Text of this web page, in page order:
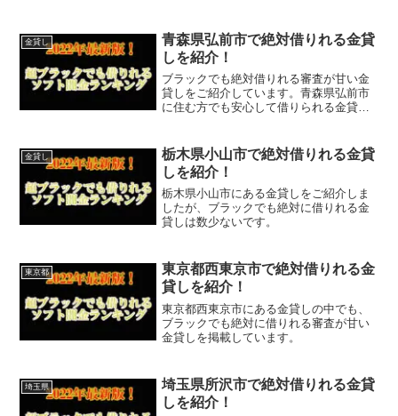
金貸し
青森県弘前市で絶対借りれる金貸
しを紹介！
ブラックでも絶対借りれる審査が甘い金
貸しをご紹介しています。青森県弘前市
に住む方でも安心して借りられる金貸し
はなく、国または青森県弘前市で貸金業
登録をしている正規の金貸し...
金貸し
栃木県小山市で絶対借りれる金貸
しを紹介！
栃木県小山市にある金貸しをご紹介しま
したが、ブラックでも絶対に借りれる金
貸しは数少ないです。
東京都
東京都西東京市で絶対借りれる金
貸しを紹介！
東京都西東京市にある金貸しの中でも、
ブラックでも絶対に借りれる審査が甘い
金貸しを掲載しています。
埼玉県
埼玉県所沢市で絶対借りれる金貸
しを紹介！